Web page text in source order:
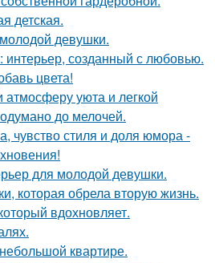
детская.
девушки.
интерьер, созданный с любовью.
цвета!
уюта и легкой
до мелочей.
чувство стиля и доля юмора -
для молодой девушки.
которая обрела вторую жизнь.
вдохновляет.
квартире.